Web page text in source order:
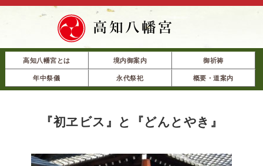
高知八幡宮とは 境内御案内 御祈祷
年中祭儀 永代祭祀 概要・道案内
『初ヱビス』と『どんとやき』